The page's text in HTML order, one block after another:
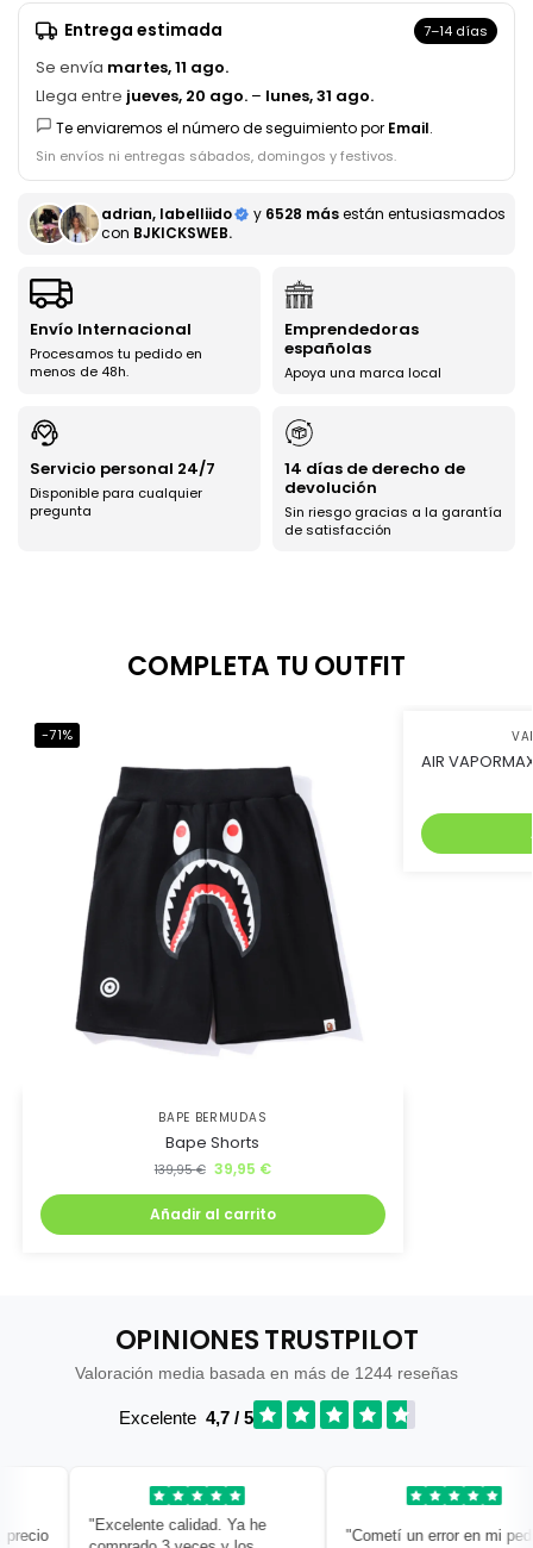
Entrega estimada 7–14 días
Se envía martes, 11 ago.
Llega entre jueves, 20 ago. – lunes, 31 ago.
Te enviaremos el número de seguimiento por Email.
Sin envíos ni entregas sábados, domingos y festivos.
adrian, labelliido y 6528 másestán entusiasmados
con BJKICKSWEB.
Envío Internacional
Procesamos tu pedido en
menos de 48h.
Emprendedoras
españolas
Apoya una marca local
Servicio personal 24/7
Disponible para cualquier
pregunta
14 días de derecho de
devolución
Sin riesgo gracias a la garantía
de satisfacción
COMPLETA TU OUTFIT
-71%
BAPE BERMUDAS
Bape Shorts
139,95€ 39,95 €
Añadir al carrito
AIR
OPINIONES TRUSTPILOT
Valoración media basada en más de 1244 reseñas
Excelente 4,7 / 5
"Excelente calidad. Ya he
"Cometí un error en mi pedido